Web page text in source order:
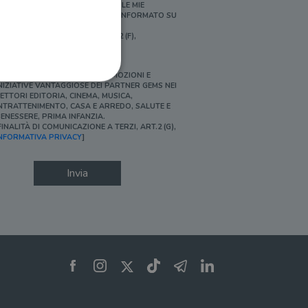
PERSONALIZZATE E IN LINEA CON LE MIE
ABITUDINI DI ACQUISTO, ESSERE INFORMATO SU
[FINALITÀ DI PROFILAZIONE, ART.2 (F),
SÌ, DESIDERO ACCEDERE A PROMOZIONI E
VANTAGGIOSE DEI PARTNER GEMS NEI
EDITORIA, CINEMA, MUSICA,
CASA E ARREDO, SALUTE E
PRIMA INFANZIA.
DI COMUNICAZIONE A TERZI, ART.2 (G),
PRIVACY]
Invia
dell'account. Il sito
per il dominio corrente.